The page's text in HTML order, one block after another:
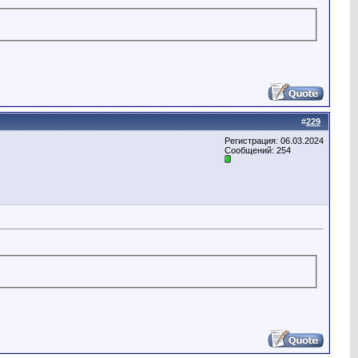
#229
Регистрация: 06.03.2024
Сообщений: 254